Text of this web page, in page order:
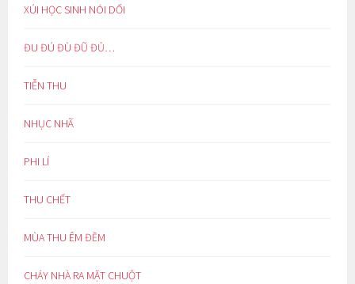
XÚI HỌC SINH NÓI DỐI
ĐU ĐÚ ĐÙ ĐŨ ĐỦ…
TIỄN THU
NHỤC NHÃ
PHI LÍ
THU CHẾT
MÙA THU ÊM ĐỀM
CHÁY NHÀ RA MẶT CHUỘT